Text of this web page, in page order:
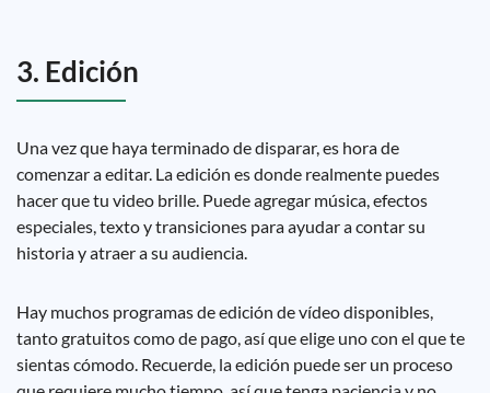
3. Edición
Una vez que haya terminado de disparar, es hora de
comenzar a editar. La edición es donde realmente puedes
hacer que tu video brille. Puede agregar música, efectos
especiales, texto y transiciones para ayudar a contar su
historia y atraer a su audiencia.
Hay muchos programas de edición de vídeo disponibles,
tanto gratuitos como de pago, así que elige uno con el que te
sientas cómodo. Recuerde, la edición puede ser un proceso